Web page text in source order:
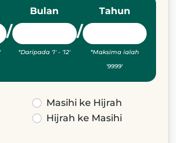
/
Bulan
*Daripada '1' - '12'
/
Tahun
*Maksima ialah
'9999'
Masihi ke Hijrah
Hijrah ke Masihi